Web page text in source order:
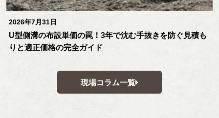
2026年7月31日
U型側溝の布設単価の罠！3年で沈む手抜きを防ぐ見積も
りと適正価格の完全ガイド
現場コラム一覧